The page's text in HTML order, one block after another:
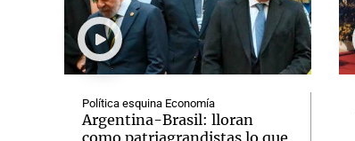
Política esquina Economía
Argentina-Brasil: lloran
como patriagrandistas lo que